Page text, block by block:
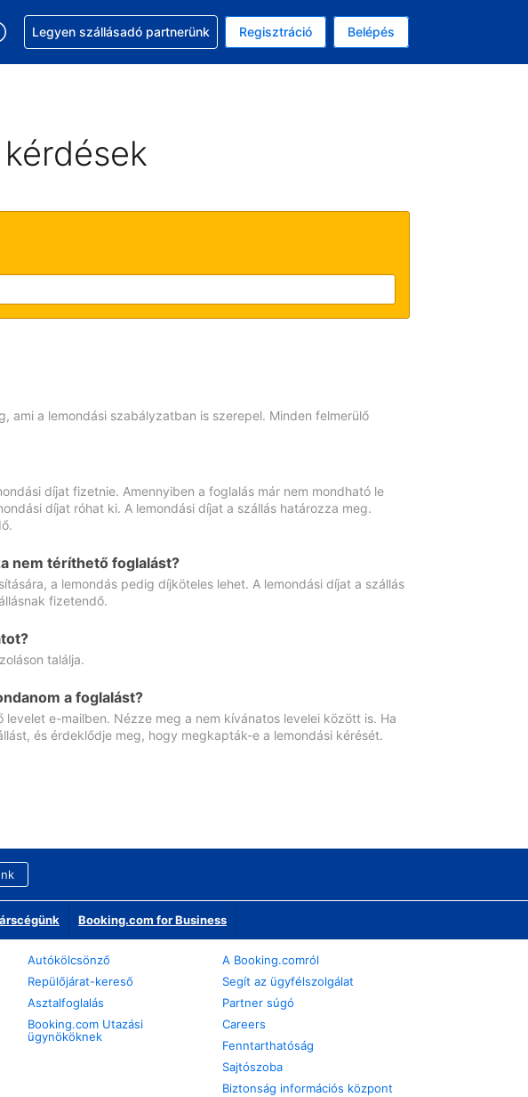
Jelenlegi kiválasztott pénznem: amerikai dollár
nyelvet. Jelenleg kiválasztott nyelv: Magyar
Segítség a foglalással
Legyen szállásadó partnerünk Regisztráció Belépés
ami a lemondási szabályzatban is szerepel. Minden felmerülő
díjat fizetnie. Amennyiben a foglalás már nem mondható le
díjat róhat ki. A lemondási díjat a szállás határozza meg.
nem téríthető foglalást?
a lemondás pedig díjköteles lehet. A lemondási díjat a szállás
fizetendő.
találja.
a foglalást?
e-mailben. Nézze meg a nem kívánatos levelei között is. Ha
és érdeklődje meg, hogy megkapták-e a lemondási kérését.
Booking.com for Business
Autókölcsönző
Repülőjárat-kereső
Asztalfoglalás
Booking.com Utazási
ügynököknek
A Booking.comról
Segít az ügyfélszolgálat
Partner súgó
Careers
Fenntarthatóság
Sajtószoba
Biztonság információs központ